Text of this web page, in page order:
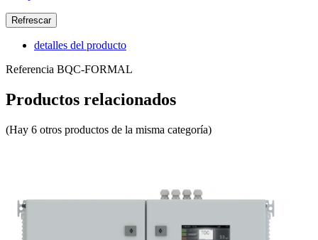
detalles del producto
Referencia BQC-FORMAL
Productos relacionados
(Hay 6 otros productos de la misma categoría)